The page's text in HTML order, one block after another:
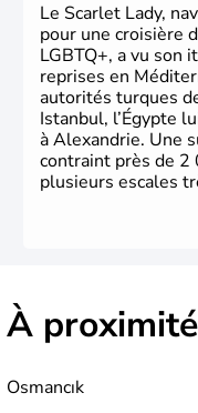
Le Scarlet Lady,
pour une croisière
LGBTQ+, a vu son
reprises en
autorités turques
Istanbul, l’Égypte
à Alexandrie. Une
contraint près de 2
plusieurs escales
À
Osmancık